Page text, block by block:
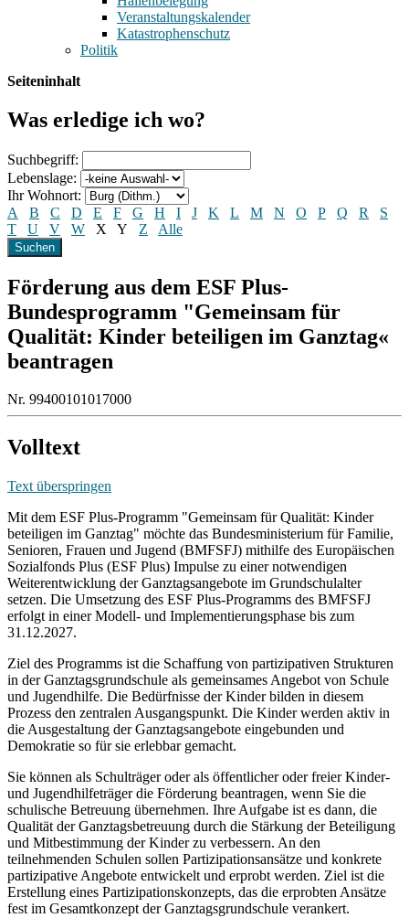
Veranstaltungskalender
Katastrophenschutz
Politik
Seiteninhalt
Was erledige ich wo?
Suchbegriff:
Lebenslage:
Ihr Wohnort:
A
B C D E F G H I J K L M N O P Q R
S
T
U V W X Y Z Alle
Förderung aus dem ESF Plus-
Bundesprogramm "Gemeinsam für
Qualität: Kinder beteiligen im Ganztag«
beantragen
Nr. 99400101017000
Volltext
Text überspringen
Mit dem ESF Plus-Programm "Gemeinsam für Qualität: Kinder
beteiligen im Ganztag" möchte das Bundesministerium für Familie,
Senioren, Frauen und Jugend (BMFSFJ) mithilfe des Europäischen
Sozialfonds Plus (ESF Plus) Impulse zu einer notwendigen
Weiterentwicklung der Ganztagsangebote im Grundschulalter
setzen. Die Umsetzung des ESF Plus-Programms des BMFSFJ
erfolgt in einer Modell- und Implementierungsphase bis zum
31.12.2027.
Ziel des Programms ist die Schaffung von partizipativen Strukturen
in der Ganztagsgrundschule als gemeinsames Angebot von Schule
und Jugendhilfe. Die Bedürfnisse der Kinder bilden in diesem
Prozess den zentralen Ausgangspunkt. Die Kinder werden aktiv in
die Ausgestaltung der Ganztagsangebote eingebunden und
Demokratie so für sie erlebbar gemacht.
Sie können als Schulträger oder als öffentlicher oder freier Kinder-
und Jugendhilfeträger die Förderung beantragen, wenn Sie die
schulische Betreuung übernehmen. Ihre Aufgabe ist es dann, die
Qualität der Ganztagsbetreuung durch die Stärkung der Beteiligung
und Mitbestimmung der Kinder zu verbessern. An den
teilnehmenden Schulen sollen Partizipationsansätze und konkrete
partizipative Angebote entwickelt und erprobt werden. Ziel ist die
Erstellung eines Partizipationskonzepts, das die erprobten Ansätze
fest im Gesamtkonzept der Ganztagsgrundschule verankert.